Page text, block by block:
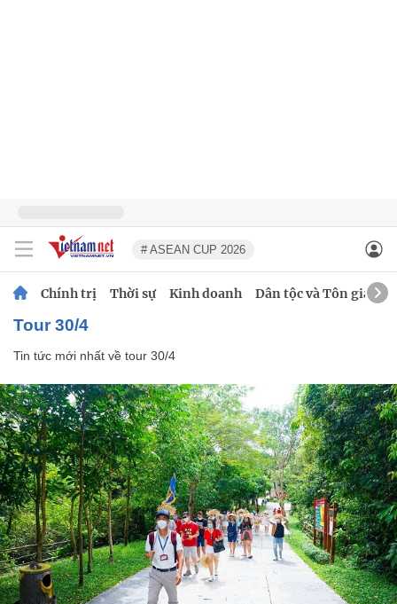
# ASEAN CUP 2026
Chính trị Thời sự Kinh doanh Dân tộc và Tôn giáo
tour 30/4
Tin tức mới nhất về tour 30/4